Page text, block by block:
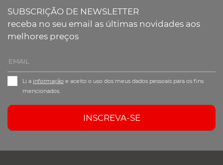
SUBSCRIÇÃO DE NEWSLETTER
receba no seu email as últimas novidades aos
melhores preços
Li a informação e aceito o uso dos meus dados pessoais para os fins
mencionados.
INSCREVA-SE